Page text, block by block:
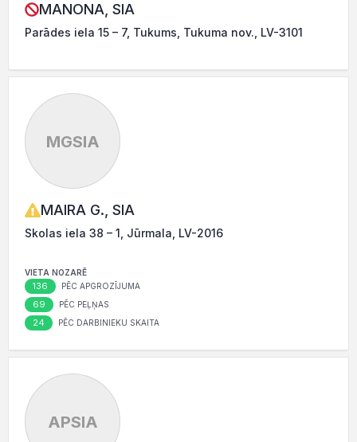
MANONA, SIA
Parādes iela 15 – 7, Tukums, Tukuma nov., LV-3101
MGSIA
MAIRA G., SIA
Skolas iela 38 – 1, Jūrmala, LV-2016
VIETA NOZARĒ
136 PĒC APGROZĪJUMA
69 PĒC PEĻŅAS
24 PĒC DARBINIEKU SKAITA
APSIA